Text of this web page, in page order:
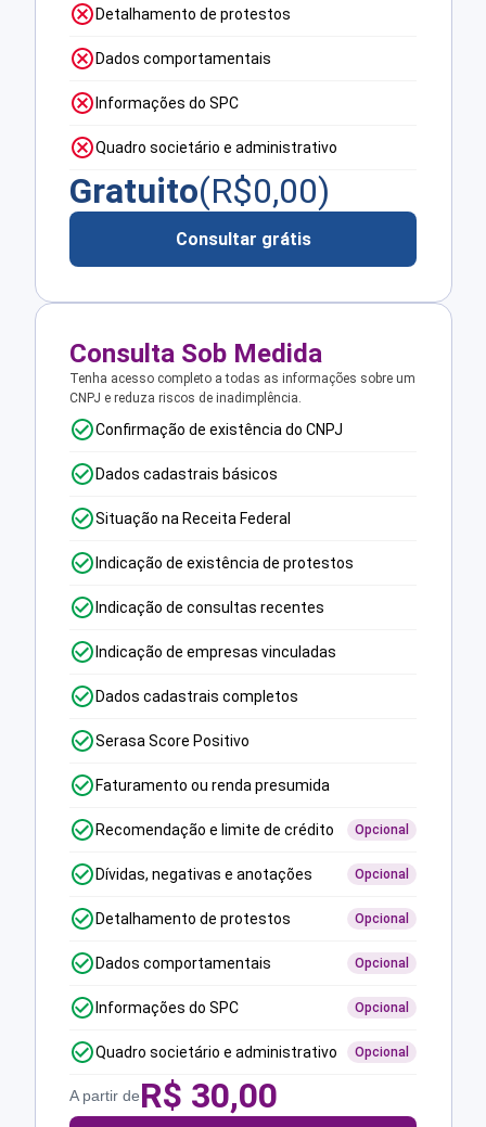
Detalhamento de protestos
Dados comportamentais
Informações do SPC
Quadro societário e administrativo
Gratuito(R$0,00)
Consultar grátis
Consulta Sob Medida
Tenha acesso completo a todas as informações sobre um
CNPJ e reduza riscos de inadimplência.
Confirmação de existência do CNPJ
Dados cadastrais básicos
Situação na Receita Federal
Indicação de existência de protestos
Indicação de consultas recentes
Indicação de empresas vinculadas
Dados cadastrais completos
Serasa Score Positivo
Faturamento ou renda presumida
Recomendação e limite de crédito Opcional
Dívidas, negativas e anotações Opcional
Detalhamento de protestos Opcional
Dados comportamentais Opcional
Informações do SPC Opcional
Quadro societário e administrativo Opcional
A partir deR$ 30,00